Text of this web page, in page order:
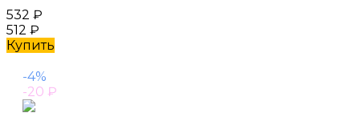
532 ₽
512 ₽
Купить
-4%
-20 ₽